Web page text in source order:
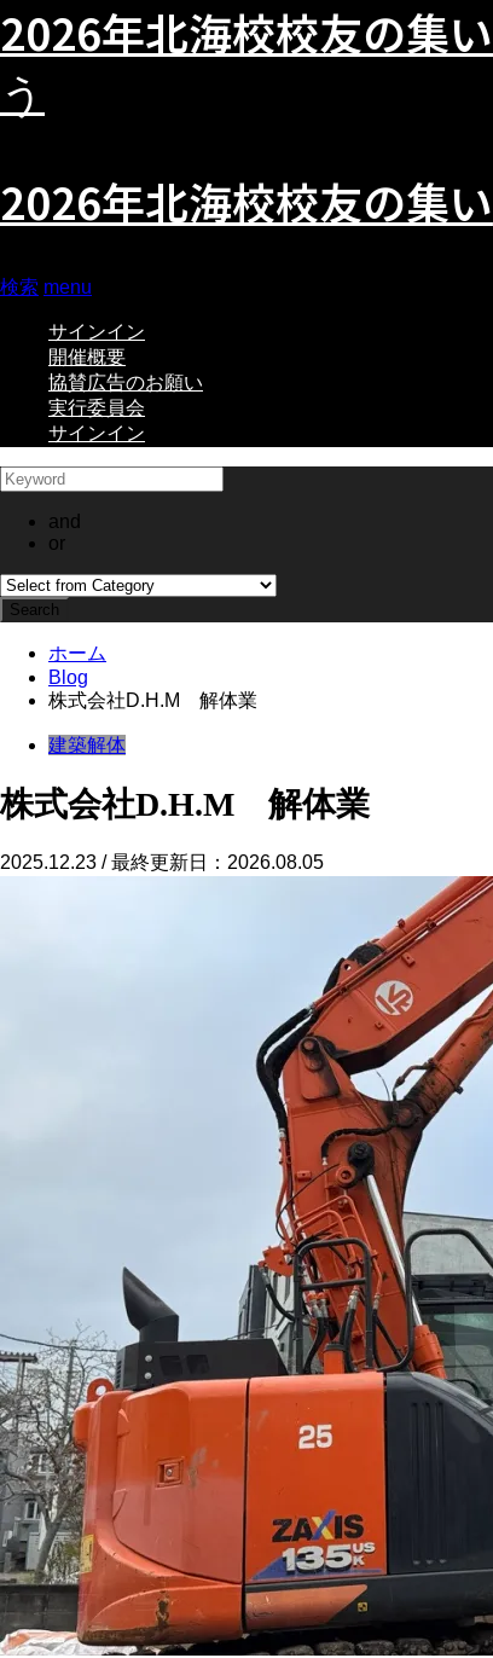
2026年北海校校友の集い
う
2026年北海校校友の集い
検索 menu
サインイン
開催概要
協賛広告のお願い
実行委員会
サインイン
and
or
ホーム
Blog
株式会社D.H.M 解体業
建築解体
株式会社D.H.M 解体業
2025.12.23 / 最終更新日：2026.08.05